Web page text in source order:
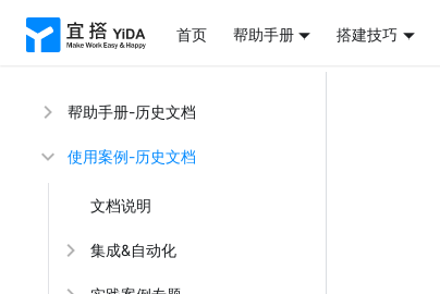
首页 帮助手册 搭建技巧
帮助手册-历史文档
使用案例-历史文档
文档说明
集成&自动化